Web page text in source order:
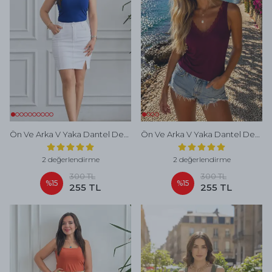
2 değerlendirme
%15
300 TL
255 TL
2 değerlendirme
%15
300 TL
255 TL